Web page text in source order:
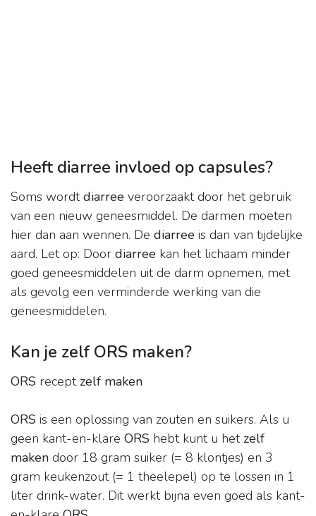
Heeft diarree invloed op capsules?
Soms wordtdiarree veroorzaakt door het gebruik
van een nieuw geneesmiddel. De darmen moeten
hier dan aan wennen. De diarree is dan van tijdelijke
aard. Let op: Door diarree kan het lichaam minder
goed geneesmiddelen uit de darm opnemen, met
als gevolg een verminderde werking van die
geneesmiddelen.
Kan je zelf ORS maken?
ORS recept zelf maken
ORS is een oplossing van zouten en suikers. Als u
geen kant-en-klare ORS hebt kunt u het zelf
maken door 18 gram suiker (= 8 klontjes) en 3
gram keukenzout (= 1 theelepel) op te lossen in 1
liter drink-water. Dit werkt bijna even goed als kant-